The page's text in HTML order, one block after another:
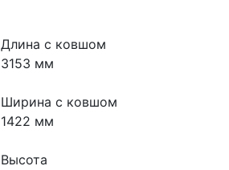
Длина с ковшом
3153 мм
Ширина с ковшом
1422 мм
Высота